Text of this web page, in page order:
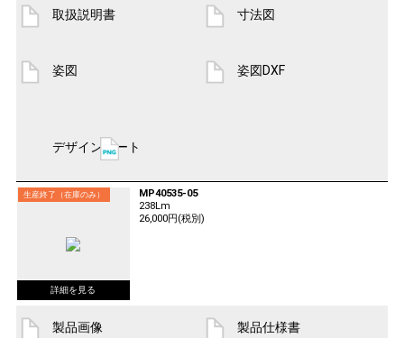
取扱説明書 寸法図
姿図 姿図DXF
デザインシート
生産終了（在庫のみ）
MP40535-05
238Lm
26,000円(税別)
製品画像 製品仕様書